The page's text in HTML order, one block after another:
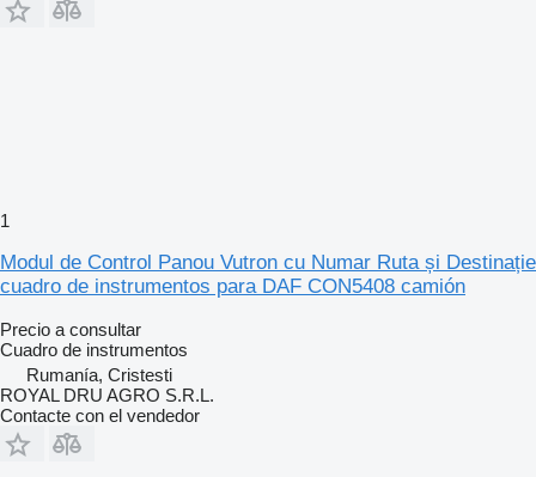
1
Modul de Control Panou Vutron cu Numar Ruta și Destinație
cuadro de instrumentos para DAF CON5408 camión
Precio a consultar
Cuadro de instrumentos
Rumanía, Cristesti
ROYAL DRU AGRO S.R.L.
Contacte con el vendedor